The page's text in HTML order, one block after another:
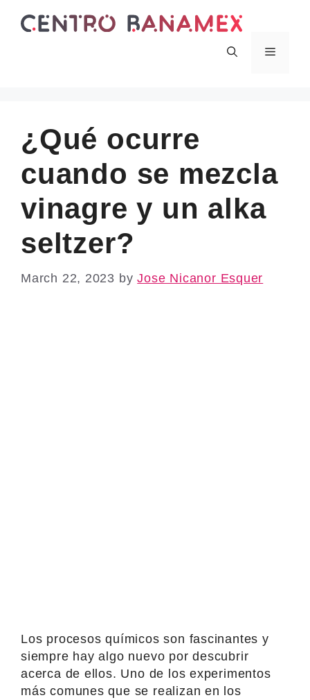
Menu
¿Qué ocurre
cuando se mezcla
vinagre y un alka
seltzer?
March 22, 2023 byJose Nicanor Esquer
Los procesos químicos son fascinantes y
siempre hay algo nuevo por descubrir
acerca de ellos. Uno de los experimentos
más comunes que se realizan en los